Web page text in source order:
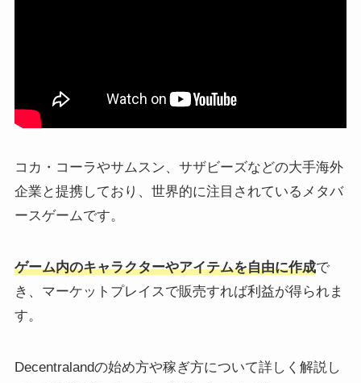
コカ・コーラやサムスン、サザビーズなどの大手海外
企業と提携しており、世界的に注目されているメタバ
ースゲームです。
ゲーム内のキャラクターやアイテムを自由に作成で
き、マーケットプレイスで販売すれば利益が得られま
す。
Decentralandの始め方や稼ぎ方について詳しく解説し